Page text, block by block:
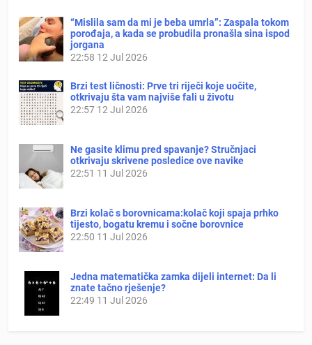
“Mislila sam da mi je beba umrla”: Zaspala tokom
porođaja, a kada se probudila pronašla sina ispod
jorgana
22:58 12 Jul 2026
Brzi test ličnosti: Prve tri riječi koje uočite,
otkrivaju šta vam najviše fali u životu
22:57 12 Jul 2026
Ne gasite klimu pred spavanje? Stručnjaci
otkrivaju skrivene posledice ove navike
22:51 11 Jul 2026
Brzi kolač s borovnicama:kolač koji spaja prhko
tijesto, bogatu kremu i sočne borovnice
22:50 11 Jul 2026
Jedna matematička zamka dijeli internet: Da li
znate tačno rješenje?
22:49 11 Jul 2026